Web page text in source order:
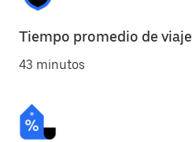
Tiempo promedio de viaje
43 minutos